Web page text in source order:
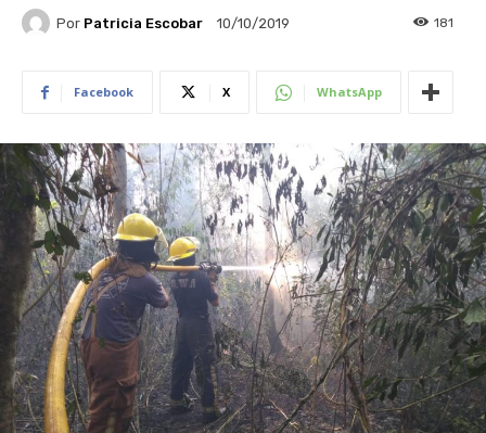
Por Patricia Escobar 10/10/2019 181
Facebook X WhatsApp